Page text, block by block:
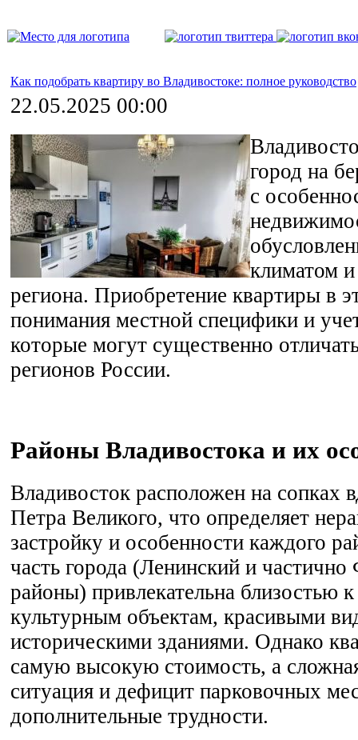
Как подобрать квартиру во Владивостоке: полное руководство
22.05.2025 00:00
город на
с
климатом
региона. Приобретение квартиры в
понимания местной специфики и
которые могут существенно
регионов России.
Районы Владивостока и их
Владивосток расположен на сопках
Петра Великого, что определяет
застройку и особенности каждого
часть города (Ленинский и частично
районы) привлекательна близостью
культурным объектам, красивыми
историческими зданиями. Однако
самую высокую стоимость, а
ситуация и дефицит парковочных
дополнительные трудности.